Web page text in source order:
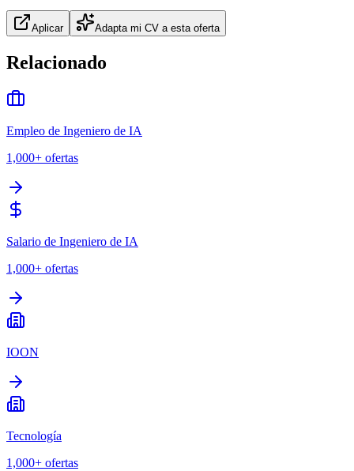
Aplicar Adapta mi CV a esta oferta
Relacionado
Empleo de Ingeniero de IA
1,000+ ofertas
Salario de Ingeniero de IA
1,000+ ofertas
IOON
Tecnología
1,000+ ofertas